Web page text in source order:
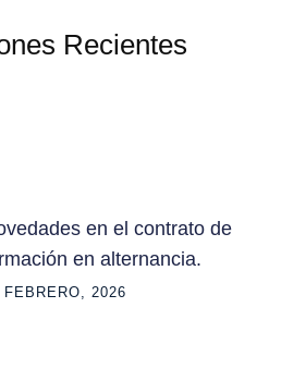
Recientes
en el contrato de
en alternancia.
FEBRERO, 2026